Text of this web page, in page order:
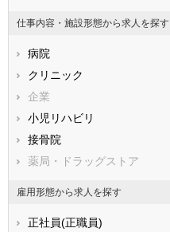
広島県
香川県
福岡県
熊本県
鹿児島県
仕事内容・施設形態から求人を探す
病院
クリニック
企業
小児リハビリ
接骨院
薬局・ドラッグストア
雇用形態から求人を探す
正社員(正職員)